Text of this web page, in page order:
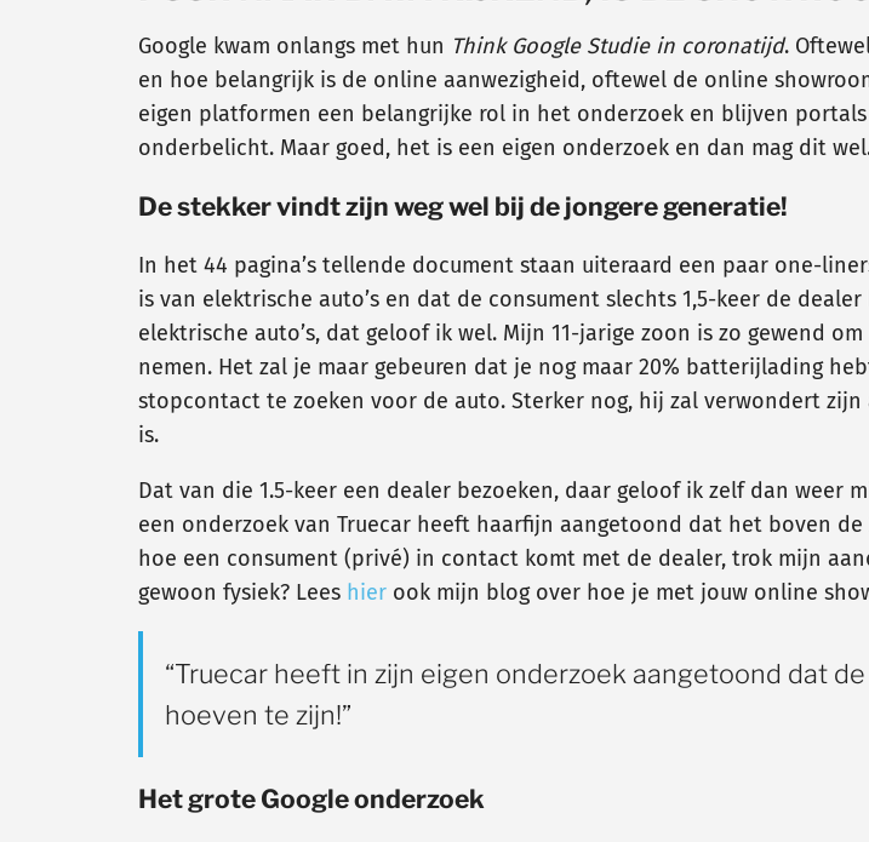
Google kwam onlangs met hun Think Google Studie in coronatijd.
en hoe belangrijk is de online aanwezigheid, oftewel de online
eigen platformen een belangrijke rol in het onderzoek en blijven
onderbelicht. Maar goed, het is een eigen onderzoek en dan mag dit
De stekker vindt zijn weg wel bij de jongere generatie!
In het 44 pagina’s tellende document staan uiteraard een paar one-
is van elektrische auto’s en dat de consument slechts 1,5-keer de
elektrische auto’s, dat geloof ik wel. Mijn 11-jarige zoon is zo gewend
nemen. Het zal je maar gebeuren dat je nog maar 20% batterijlading
stopcontact te zoeken voor de auto. Sterker nog, hij zal verwondert
is.
Dat van die 1.5-keer een dealer bezoeken, daar geloof ik zelf dan weer
een onderzoek van Truecar heeft haarfijn aangetoond dat het boven
hoe een consument (privé) in contact komt met de dealer, trok mijn
gewoon fysiek? Lees hier ook mijn blog over hoe je met jouw online
“Truecar heeft in zijn eigen onderzoek aangetoond dat
hoeven te zijn!”
Het grote Google onderzoek